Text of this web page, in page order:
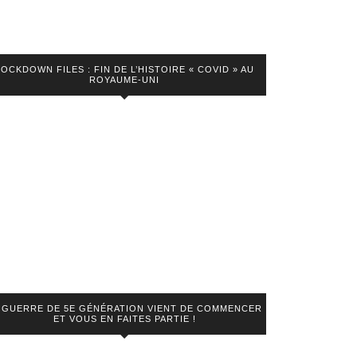
FILES : FIN DE L’HISTOIRE « COVID » AU
ROYAUME-UNI
GUERRE DE 5E GÉNÉRATION VIENT DE COMMENCER
ET VOUS EN FAITES PARTIE !